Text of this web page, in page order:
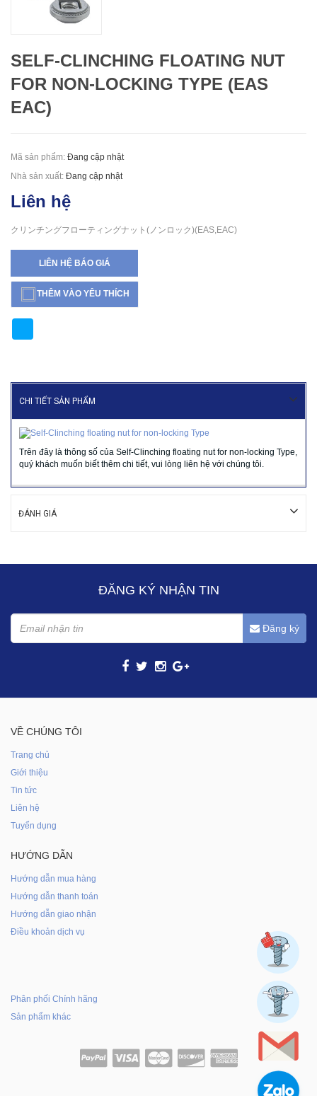
SELF-CLINCHING FLOATING NUT
FOR NON-LOCKING TYPE (EAS
EAC)
Mã sản phẩm: Đang cập nhật
Nhà sản xuất: Đang cập nhật
Liên hệ
クリンチングフローティングナット(ノンロック)(EAS,EAC)
LIÊN HỆ BÁO GIÁ
THÊM VÀO YÊU THÍCH
CHI TIẾT SẢN PHẨM
Trên đây là thông số của Self-Clinching floating nut for non-locking Type,
quý khách muốn biết thêm chi tiết, vui lòng liên hệ với chúng tôi.
ĐÁNH GIÁ
ĐĂNG KÝ NHẬN TIN
Đăng ký
VỀ CHÚNG TÔI
Trang chủ
Giới thiệu
Tin tức
Liên hệ
Tuyển dụng
HƯỚNG DẪN
Hướng dẫn mua hàng
Hướng dẫn thanh toán
Hướng dẫn giao nhận
Điều khoản dịch vụ
Phân phối Chính hãng
Sản phẩm khác